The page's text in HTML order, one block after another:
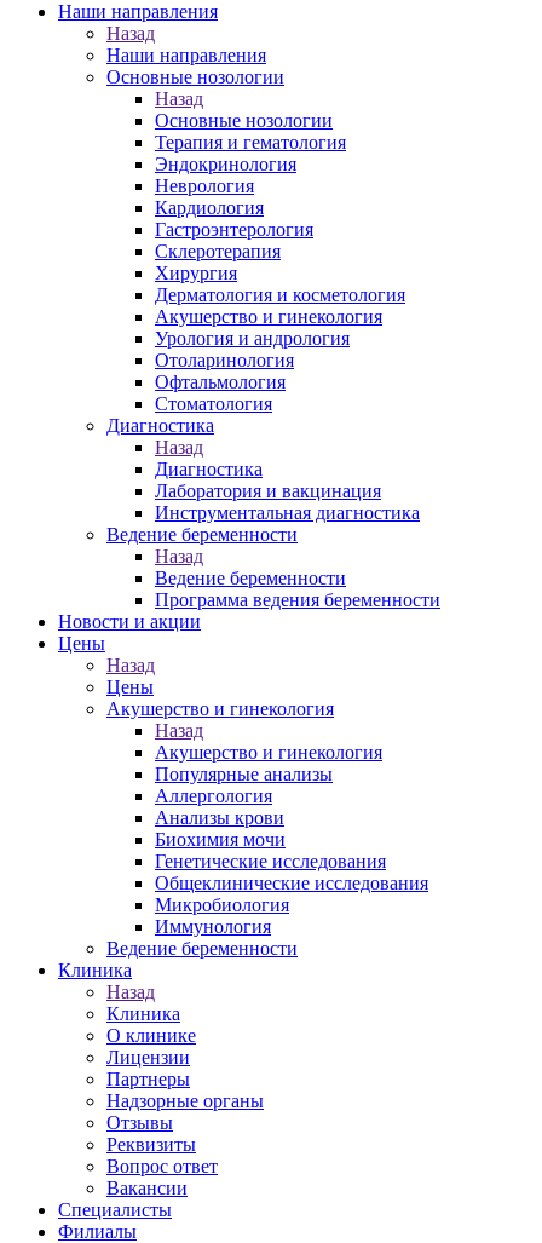
Наши направления
Назад
Наши направления
Основные нозологии
Назад
Основные нозологии
Терапия и гематология
Эндокринология
Неврология
Кардиология
Гастроэнтерология
Склеротерапия
Хирургия
Дерматология и косметология
Акушерство и гинекология
Урология и андрология
Отоларинология
Офтальмология
Стоматология
Диагностика
Назад
Диагностика
Лаборатория и вакцинация
Инструментальная диагностика
Ведение беременности
Назад
Ведение беременности
Программа ведения беременности
Новости и акции
Цены
Назад
Цены
Акушерство и гинекология
Назад
Акушерство и гинекология
Популярные анализы
Аллергология
Анализы крови
Биохимия мочи
Генетические исследования
Общеклинические исследования
Микробиология
Иммунология
Ведение беременности
Клиника
Назад
Клиника
О клинике
Лицензии
Партнеры
Надзорные органы
Отзывы
Реквизиты
Вопрос ответ
Вакансии
Специалисты
Филиалы